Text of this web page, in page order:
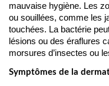
mauvaise hygiène. Les
ou souillées, comme les
touchées. La bactérie
lésions ou des éraflures
morsures d’insectes ou
Symptômes de la